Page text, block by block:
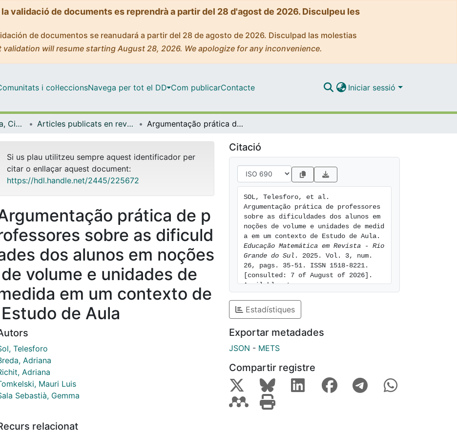
validació de documents es reprendrà a partir del 28 d'agost de 2026. Disculpeu les
de documentos se reanudará a partir del 28 de agosto de 2026. Disculpad las molestias
will resume starting August 28, 2026. We apologize for any inconvenience.
i col·leccionsNavega per tot el DD Com publicarContacte Iniciar sessió
Educació Lingüística, Científica i Matemàtica Articles publicats en revistes (Educació Lingüística, Científica i Matemàtica) Argumentação prática de professores sobre as dificuldades dos alunos em noções de volume e unidades de medida em um contexto de Estudo de Aula
Si us plau utilitzeu sempre aquest identificador per
citar o enllaçar aquest document:
https://hdl.handle.net/2445/225672
prática de p
sobre as dificuld
dos alunos em noções
de volume e unidades de
em um contexto de
Estudo de Aula
Telesforo
Adriana
Adriana
Mauri Luis
Sebastià, Gemma
relacionat
Citació
SOL, Telesforo, et al.
Argumentação prática de professores
sobre as dificuldades dos alunos em
noções de volume e unidades de medid
Educação Matemática em Revista - Rio
Grande do Sul . 2025. Vol. 3, num.
26, pags. 35-51. ISSN 1518-8221.
[consulted: 7 of August of 2026].
Available at:
Estadístiques
Exportar metadades
JSON - METS
Compartir registre